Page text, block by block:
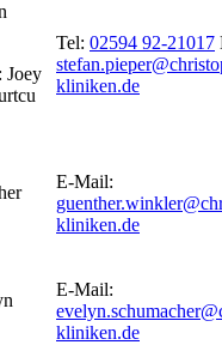
Joey
Tel: 02594 92-21017
kliniken.de
E-Mail:
kliniken.de
E-Mail:
kliniken.de